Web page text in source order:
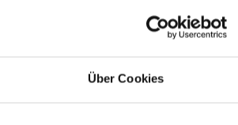
Über Cookies
VIELEN DANK an Wolf of